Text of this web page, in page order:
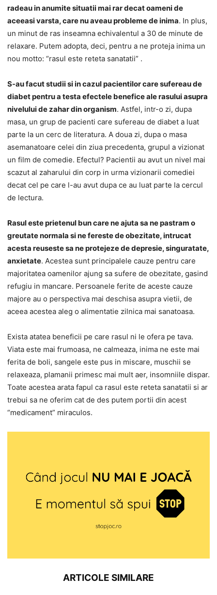
radeau in anumite situatii mai rar decat oameni de
aceeasi varsta, care nu aveau probleme de inima. In plus,
un minut de ras inseamna echivalentul a 30 de minute de
relaxare. Putem adopta, deci, pentru a ne proteja inima un
nou motto: “rasul este reteta sanatatii” .
S-au facut studii si in cazul pacientilor care sufereau de
diabet pentru a testa efectele benefice ale rasului asupra
nivelului de zahar din organism. Astfel, intr-o zi, dupa
masa, un grup de pacienti care sufereau de diabet a luat
parte la un cerc de literatura. A doua zi, dupa o masa
asemanatoare celei din ziua precedenta, grupul a vizionat
un film de comedie. Efectul? Pacientii au avut un nivel mai
scazut al zaharului din corp in urma vizionarii comediei
decat cel pe care l-au avut dupa ce au luat parte la cercul
de lectura.
Rasul este prietenul bun care ne ajuta sa ne pastram o
greutate normala si ne fereste de obezitate, intrucat
acesta reuseste sa ne protejeze de depresie, singuratate,
anxietate. Acestea sunt principalele cauze pentru care
majoritatea oamenilor ajung sa sufere de obezitate, gasind
refugiu in mancare. Persoanele ferite de aceste cauze
majore au o perspectiva mai deschisa asupra vietii, de
aceea acestea aleg o alimentatie zilnica mai sanatoasa.
Exista atatea beneficii pe care rasul ni le ofera pe tava.
Viata este mai frumoasa, ne calmeaza, inima ne este mai
ferita de boli, sangele este pus in miscare, muschii se
relaxeaza, plamanii primesc mai mult aer, insomniile dispar.
Toate acestea arata fapul ca rasul este reteta sanatatii si ar
trebui sa ne oferim cat de des putem portii din acest
“medicament” miraculos.
ARTICOLE SIMILARE